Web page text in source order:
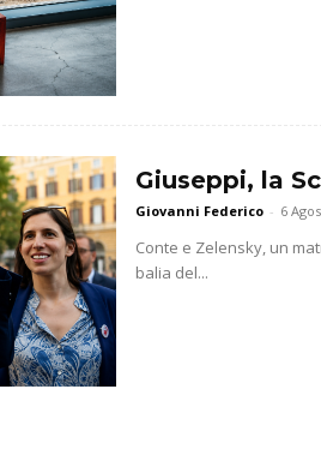
Giuseppi, la
Giovanni Federico - 6
Conte e Zelensky, un
balia del...